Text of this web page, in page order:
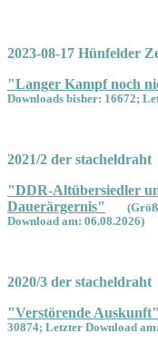
2023-08-17 Hünfelder
"Langer Kampf noch
Downloads bisher: 16672;
2021/2 der stacheldraht
"DDR-Altübersiedler
Dauerärgernis"
Download am: 06.08.2026)
2020/3 der stacheldraht
"Verstörende Auskunft"
30874; Letzter Download